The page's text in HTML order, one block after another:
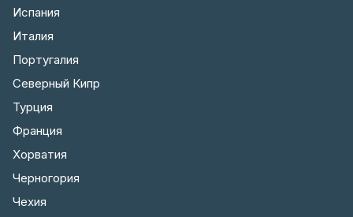
Испания
Италия
Португалия
Северный Кипр
Турция
Франция
Хорватия
Черногория
Чехия